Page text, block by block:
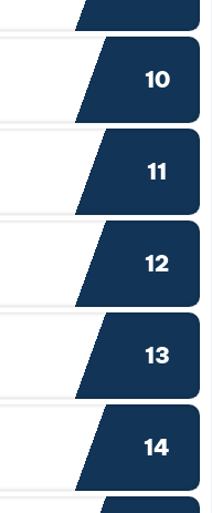
10
11
12
13
14